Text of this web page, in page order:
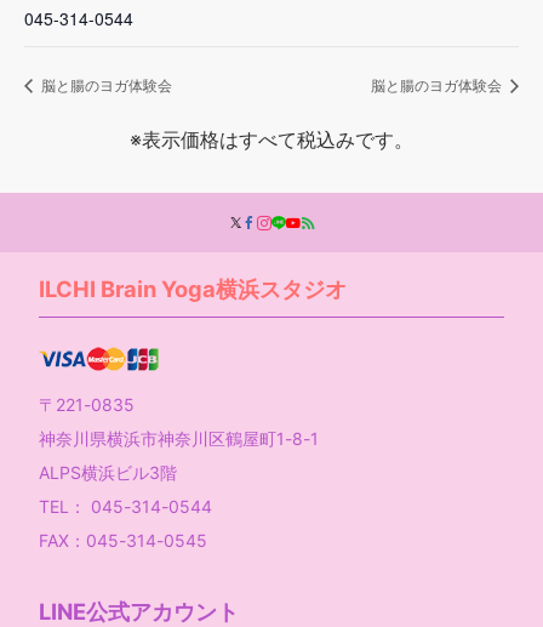
045-314-0544
脳と腸のヨガ体験会 脳と腸のヨガ体験会
※表示価格はすべて税込みです。
ILCHI Brain Yoga横浜スタジオ
〒221-0835
神奈川県横浜市神奈川区鶴屋町1-8-1
ALPS横浜ビル3階
TEL： 045-314-0544
FAX：045-314-0545
LINE公式アカウント